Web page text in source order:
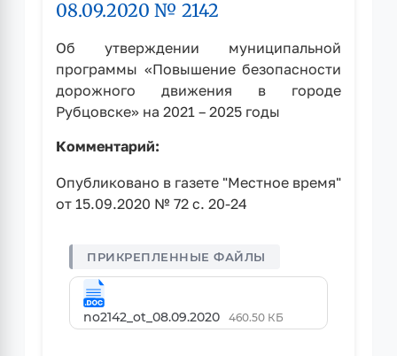
№
08.09.2020 № 2142
Об утверждении муниципальной
программы «Повышение безопасности
дорожного движения в городе
Рубцовске» на 2021 – 2025 годы
Комментарий:
Опубликовано в газете "Местное время"
от 15.09.2020 № 72 с. 20-24
no2142_ot_08.09.2020 460.50 КБ